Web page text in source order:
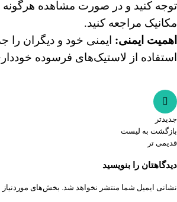
توجه کنید و در صورت مشاهده
مکانیک مراجعه کنید.
اهمیت ایمنی: ایمنی خود و دیگران را
استفاده از لاستیک‌های فرسوده
جدیدتر
بازگشت به لیست
قدیمی تر
دیدگاهتان را بنویسید
نشانی ایمیل شما منتشر نخواهد شد. بخش‌های